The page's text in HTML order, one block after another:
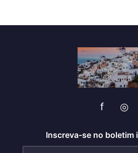
f ◎
Inscreva-se no boletim